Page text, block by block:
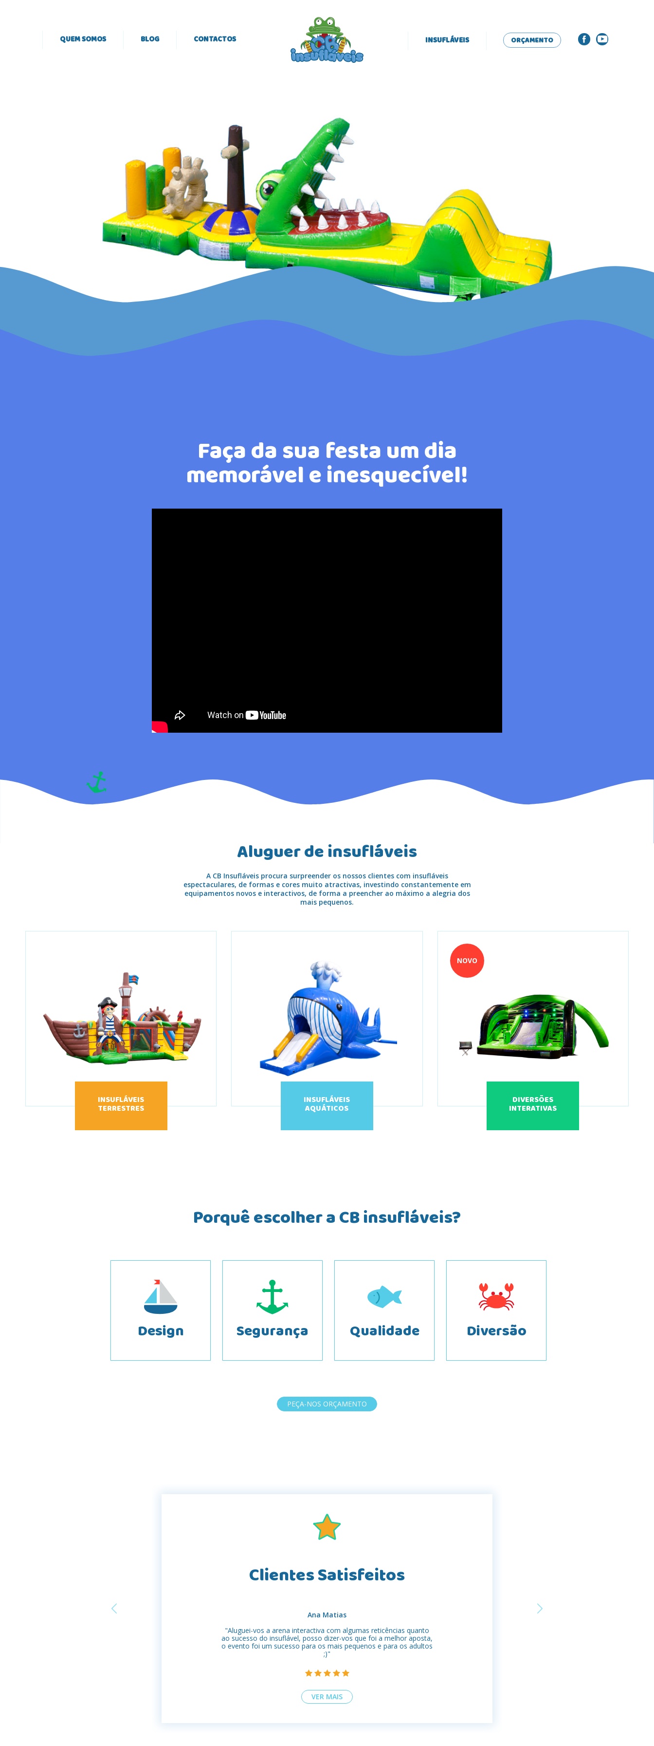
QUEM SOMOS BLOG CONTACTOS INSUFLÁVEIS ORÇAMENTO
Faça da sua festa um dia
memorável e inesquecível!
Aluguer de insufláveis
A CB Insufláveis procura surpreender os nossos clientes com insufláveis
espectaculares, de formas e cores muito atractivas, investindo constantemente em
equipamentos novos e interactivos, de forma a preencher ao máximo a alegria dos
mais pequenos.
INSUFLÁVEIS
TERRESTRES
INSUFLÁVEIS
AQUÁTICOS
NOVO
DIVERSÕES
INTERATIVAS
Porquê escolher a CB insufláveis?
Design Segurança Qualidade Diversão
PEÇA-NOS ORÇAMENTO
Clientes Satisfeitos
Susana Santos
"Adorei o serviço da CB Insufláveis, a festa do meu filho correu
muito bem, sem dúvida que vou voltar a contratar-vos. A qualidade
dos vossos insufláveis é muito boa, com designs muito giros ! "
VER MAIS
Clientes Satisfeitos
Ana Matias
"Aluguei-vos a arena interactiva com algumas reticências quanto
ao sucesso do insuflável, posso dizer-vos que foi a melhor aposta,
o evento foi um sucesso para os mais pequenos e para os adultos
;)"
VER MAIS